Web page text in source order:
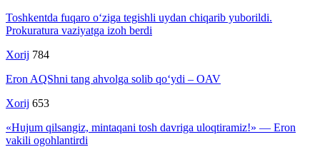
Toshkentda fuqaro o‘ziga tegishli uydan chiqarib yuborildi.
Prokuratura vaziyatga izoh berdi
Xorij 784
Eron AQShni tang ahvolga solib qo‘ydi – OAV
Xorij 653
«Hujum qilsangiz, mintaqani tosh davriga uloqtiramiz!» — Eron
vakili ogohlantirdi